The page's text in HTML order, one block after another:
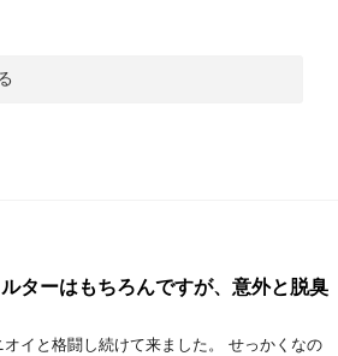
ターはもちろんですが、意外と脱臭
イと格闘し続けて来ました。 せっかくなの